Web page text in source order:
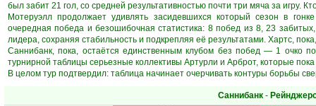
был забит 21 гол, со средней результативностью почти три мяча за игру.
Мотеруэлл продолжает удивлять засидевшихся который сезон в
очередная победа и безошибочная статистика: 8 побед из 8, 23
лидера, сохраняя стабильность и подкрепляя её результатами. Хартс,
Саннибанк, пока, остаётся единственным клубом без побед — 1 очко
турнирной таблицы серьезные коллективы Артурли и Арброт, которые пока
В целом тур подтвердил: таблица начинает очерчивать контуры борьбы
Саннибанк-